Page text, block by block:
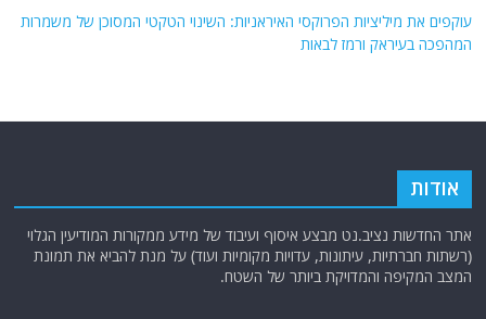
עוקפים את מיליציות הפרוקסי האיראניות: השינוי הטקטי המסוכן של משמרות
המהפכה בעיראק ורמז לבאות
אודות
אתר החדשות נציב.נט מבצע איסוף ועיבוד של מידע ממקורות המודיעין הגלוי
(רשתות חברתיות, עיתונות, עדויות מקומיות ועוד) על מנת להביא את תמונת
המצב המקיפה והמדויקת ביותר של השטח.